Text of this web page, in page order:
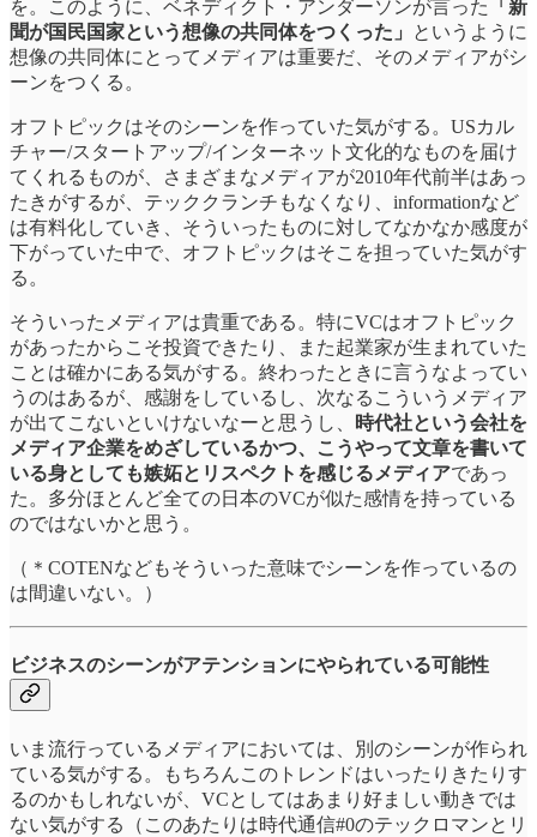
を。このように、ベネディクト・アンダーソンが言った
「新
聞が国民国家という想像の共同体をつくった」
というように
想像の共同体にとってメディアは重要だ、そのメディアがシ
ーンをつくる。
オフトピックはそのシーンを作っていた気がする。USカル
チャー/スタートアップ/インターネット文化的なものを届け
てくれるものが、さまざまなメディアが2010年代前半はあっ
たきがするが、テッククランチもなくなり、informationなど
は有料化していき、そういったものに対してなかなか感度が
下がっていた中で、オフトピックはそこを担っていた気がす
る。
そういったメディアは貴重である。特にVCはオフトピック
があったからこそ投資できたり、また起業家が生まれていた
ことは確かにある気がする。終わったときに言うなよってい
うのはあるが、感謝をしているし、次なるこういうメディア
が出てこないといけないなーと思うし、
時代社という会社を
メディア企業をめざしているかつ、こうやって文章を書いて
いる身としても嫉妬とリスペクトを感じるメディアであっ
た。多分ほとんど全ての日本のVCが似た感情を持っている
のではないかと思う。
（＊COTENなどもそういった意味でシーンを作っているの
は間違いない。）
ビジネスのシーンがアテンションにやられている可能性
いま流行っているメディアにおいては、別のシーンが作られ
ている気がする。もちろんこのトレンドはいったりきたりす
るのかもしれないが、VCとしてはあまり好ましい動きでは
ない気がする（このあたりは時代通信#0のテックロマンとリ